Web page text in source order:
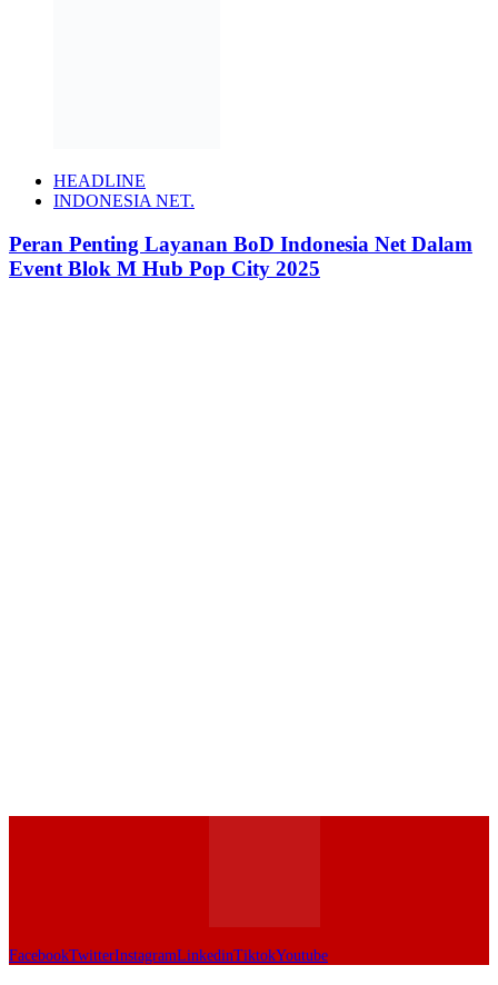
HEADLINE
INDONESIA NET.
Peran Penting Layanan BoD Indonesia Net Dalam
Event Blok M Hub Pop City 2025
FacebookTwitterInstagramLinkedinTiktokYoutube